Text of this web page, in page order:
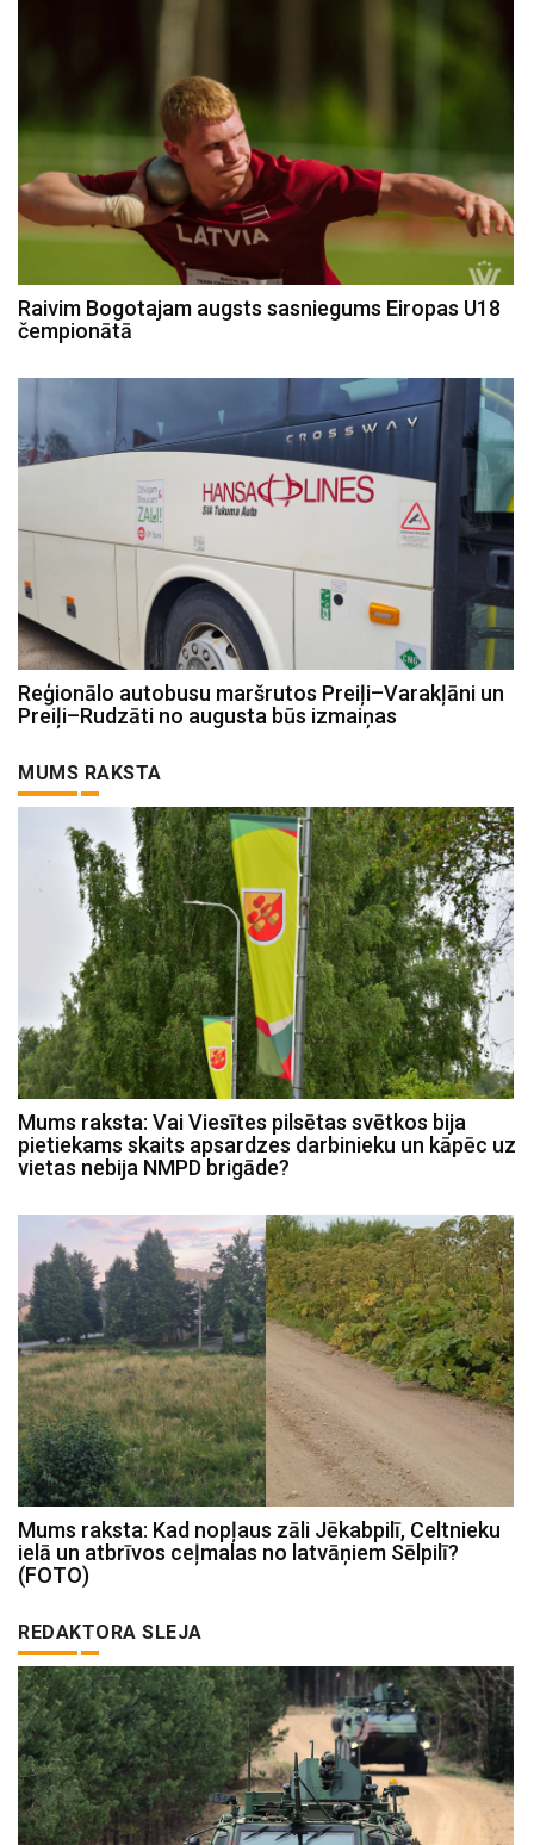
Raivim Bogotajam augsts sasniegums Eiropas U18
čempionātā
Reģionālo autobusu maršrutos Preiļi–Varakļāni un
Preiļi–Rudzāti no augusta būs izmaiņas
MUMS RAKSTA
Mums raksta: Vai Viesītes pilsētas svētkos bija
pietiekams skaits apsardzes darbinieku un kāpēc uz
vietas nebija NMPD brigāde?
Mums raksta: Kad nopļaus zāli Jēkabpilī, Celtnieku
ielā un atbrīvos ceļmalas no latvāņiem Sēlpilī?
(FOTO)
REDAKTORA SLEJA